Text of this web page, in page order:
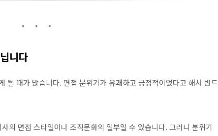
니다
될 때가 많습니다. 면접 분위기가 유쾌하고 긍정적이었다고 해서 반드
의 면접 스타일이나 조직문화의 일부일 수 있습니다. 그러니 분위기